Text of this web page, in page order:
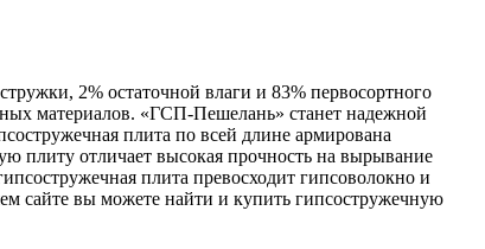
2% остаточной влаги и 83% первосортного
материалов. «ГСП-Пешелань» станет надежной
плита по всей длине армирована
плиту отличает высокая прочность на вырывание
плита превосходит гипсоволокно и
сайте вы можете найти и купить гипсостружечную